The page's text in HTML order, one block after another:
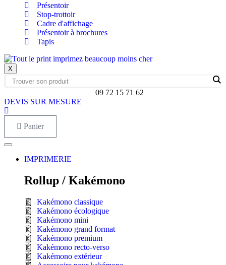
Présentoir
Stop-trottoir
Cadre d'affichage
Présentoir à brochures
Tapis
X
09 72 15 71 62
DEVIS SUR MESURE
Panier
IMPRIMERIE
Rollup / Kakémono
Kakémono classique
Kakémono écologique
Kakémono mini
Kakémono grand format
Kakémono premium
Kakémono recto-verso
Kakémono extérieur